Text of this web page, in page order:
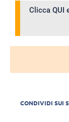
Clicca QUI
CONDIVIDI SUI